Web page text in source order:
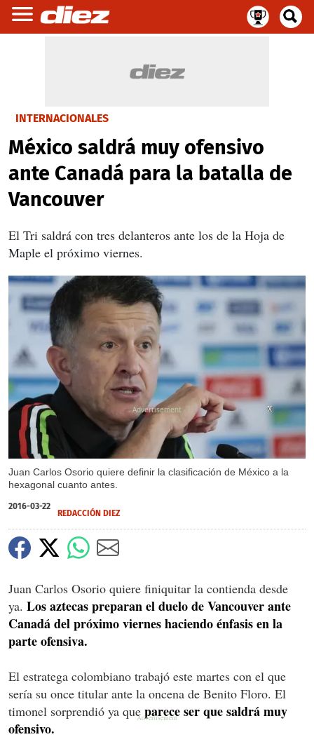
INTERNACIONALES
México saldrá muy ofensivo
ante Canadá para la batalla de
Vancouver
El Tri saldrá con tres delanteros ante los de la Hoja de
Maple el próximo viernes.
Juan Carlos Osorio quiere definir la clasificación de México a la
hexagonal cuanto antes.
X
X
2016-03-22
REDACCIÓN DIEZ
Juan Carlos Osorio quiere finiquitar la contienda desde
ya. Los aztecas preparan el duelo de Vancouver ante
Canadá del próximo viernes haciendo énfasis en la
parte ofensiva.
El estratega colombiano trabajó este martes con el que
sería su once titular ante la oncena de Benito Floro. El
timonel sorprendió ya que parece ser que saldrá muy
ofensivo.